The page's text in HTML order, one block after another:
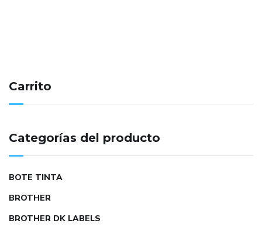
Carrito
Categorías del producto
BOTE TINTA
BROTHER
BROTHER DK LABELS